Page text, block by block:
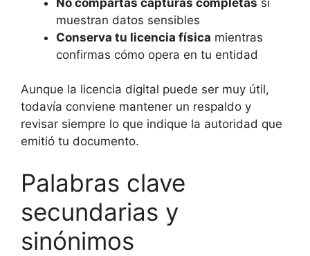
muestran datos sensibles
Conserva tu licencia física mientras
confirmas cómo opera en tu entidad
Aunque la licencia digital puede ser muy útil,
todavía conviene mantener un respaldo y
revisar siempre lo que indique la autoridad que
emitió tu documento.
Palabras clave
secundarias y
sinónimos